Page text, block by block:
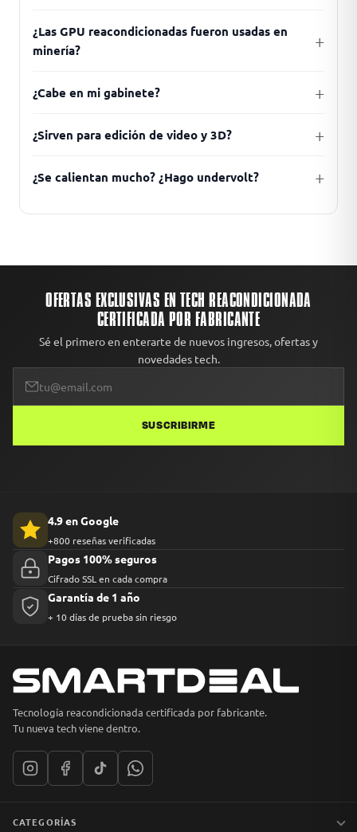
¿Las GPU reacondicionadas fueron usadas en
minería?
¿Cabe en mi gabinete?
¿Sirven para edición de video y 3D?
¿Se calientan mucho? ¿Hago undervolt?
OFERTAS EXCLUSIVAS EN TECH REACONDICIONADA
CERTIFICADA POR FABRICANTE
Sé el primero en enterarte de nuevos ingresos, ofertas y
novedades tech.
SUSCRIBIRME
4.9 en Google
+800 reseñas verificadas
Pagos 100% seguros
Cifrado SSL en cada compra
Garantía de 1 año
+ 10 días de prueba sin riesgo
Tecnología reacondicionada certificada por fabricante.
Tu nueva tech viene dentro.
CATEGORÍAS